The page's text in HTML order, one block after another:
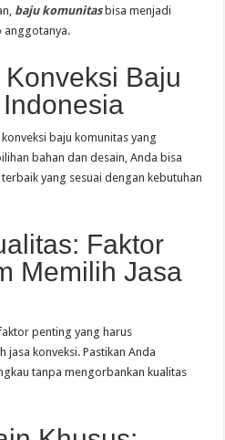
baju komunitasbisa menjadi
anggotanya.
Baju
baju komunitas yang
bahan dan desain, Anda bisa
terbaik yang sesuai dengan kebutuhan
Faktor
Memilih Jasa
penting yang harus
konveksi. Pastikan Anda
tanpa mengorbankan kualitas